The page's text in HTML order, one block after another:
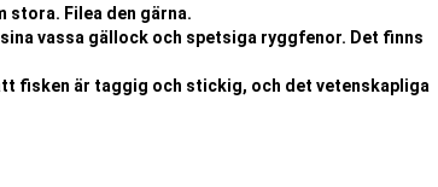
stora. Filea den gärna.
vassa gällock och spetsiga ryggfenor. Det finns
fisken är taggig och stickig, och det vetenskapliga